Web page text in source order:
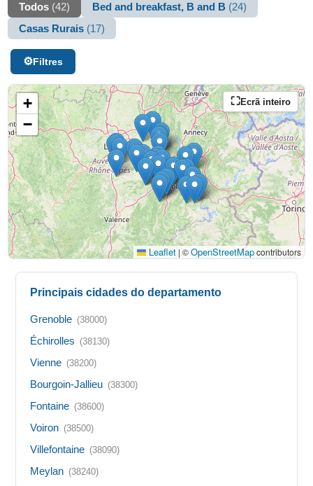
Todos (42) Bed and breakfast, B and B (24)
Casas Rurais (17)
Filtres
Ecrã inteiro
+
−
Leaflet | ©OpenStreetMapcontributors
Principais cidades do departamento
Grenoble (38000)
Échirolles (38130)
Vienne (38200)
Bourgoin-Jallieu (38300)
Fontaine (38600)
Voiron (38500)
Villefontaine (38090)
Meylan (38240)